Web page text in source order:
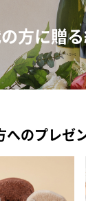
方に贈
へのプレゼ